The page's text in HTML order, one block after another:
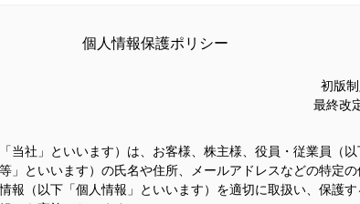
個人情報保護ポリシー
初版
最終改
当社」といいます）は、お客様、株主様、役員・従業員（
」といいます）の氏名や住所、メールアドレスなどの特定
報（以下「個人情報」といいます）を適切に取扱い、保護